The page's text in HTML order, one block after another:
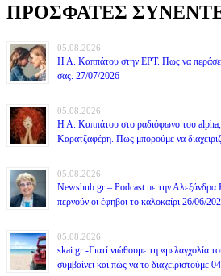
ΠΡΟΣΦΑΤΕΣ
05.08.2026
Η Α. Καππάτου στην ΕΡΤ. Πως να
σας. 27/07/2026
05.08.2026
Η Α. Καππάτου στο ραδιόφωνο του alpha,
Καρατζαφέρη. Πως μπορούμε να
05.08.2026
Newshub.gr – Podcast με την Αλεξάνδρα
περνούν οι έφηβοι το καλοκαίρι 26/06/
05.08.2026
skai.gr -Γιατί νιώθουμε τη «μελαγχολία
συμβαίνει και πώς να το διαχειριστούμε